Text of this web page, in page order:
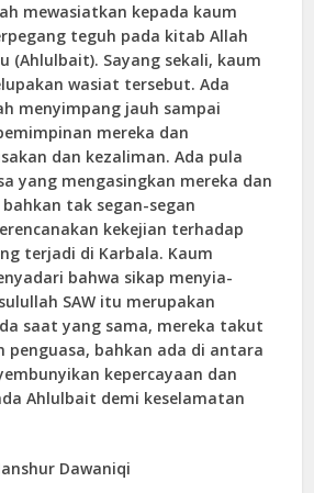
mewasiatkan kepada kaum
teguh pada kitab Allah
(Ahlulbait). Sayang sekali, kaum
wasiat tersebut. Ada
menyimpang jauh sampai
mereka dan
dan kezaliman. Ada pula
yang mengasingkan mereka dan
tak segan-segan
kekejian terhadap
terjadi di Karbala. Kaum
bahwa sikap menyia-
SAW itu merupakan
saat yang sama, mereka takut
penguasa, bahkan ada di antara
kepercayaan dan
Ahlulbait demi keselamatan
Dawaniqi